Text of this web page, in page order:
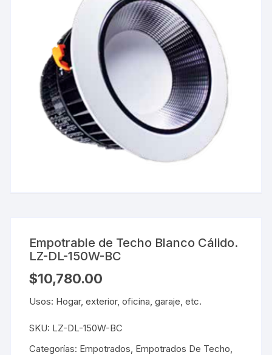
Empotrable de Techo Blanco Cálido.
LZ-DL-150W-BC
$10,780.00
Usos: Hogar, exterior, oficina, garaje, etc.
SKU: LZ-DL-150W-BC
Categorías: Empotrados Empotrados De Techo